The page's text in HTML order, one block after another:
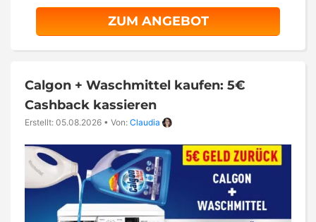
ZUM ANGEBOT
Calgon + Waschmittel kaufen: 5€
Cashback kassieren
Erstellt: 05.08.2026 • Von: Claudia